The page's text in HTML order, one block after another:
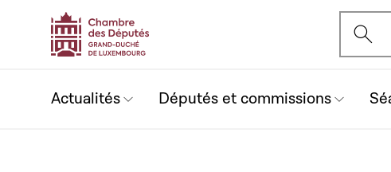
Actualités Députés et commissions